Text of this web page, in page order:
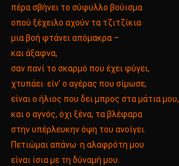
πέρα σβήνει το σύφυλλο βούισμα
οπού ξέχειλο αχούν τα τζιτζίκια·
μια βοή φτάνει απόμακρα –
και άξαφνα,
σαν πανί το σκαρμό που έχει φύγει,
χτυπάει· είν’ ο αγέρας που σίμωσε,
είναι ο ήλιος που δει μπρος στα μάτια μου,
και ο αγνός, όχι ξένα, τα βλέφαρα
στην υπέρλευκην όψη του ανοίγει.
Πετιώμαι απάνω· η αλαφρότη μου
είναι ίσια με τη δύναμή μου.